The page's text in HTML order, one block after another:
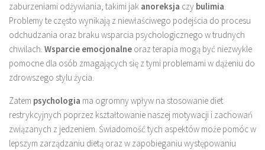
zaburzeniami odżywiania, takimi jak anoreksja czy bulimia.
Problemy te często wynikają z niewłaściwego podejścia do procesu
odchudzania oraz braku wsparcia psychologicznego w trudnych
chwilach. Wsparcie emocjonalne oraz terapia mogą być niezwykle
pomocne dla osób zmagających się z tymi problemami w dążeniu do
zdrowszego stylu życia.
Zatem psychologia ma ogromny wpływ na stosowanie diet
restrykcyjnych poprzez kształtowanie naszej motywacji i zachowań
związanych z jedzeniem. Świadomość tych aspektów może pomóc w
lepszym zarządzaniu dietą oraz w zapobieganiu występowaniu